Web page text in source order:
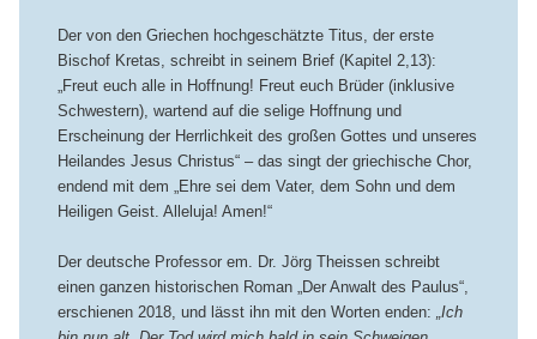
Der von den Griechen hochgeschätzte Titus, der erste
Bischof Kretas, schreibt in seinem Brief (Kapitel 2,13):
„Freut euch alle in Hoffnung! Freut euch Brüder (inklusive
Schwestern), wartend auf die selige Hoffnung und
Erscheinung der Herrlichkeit des großen Gottes und unseres
Heilandes Jesus Christus“ – das singt der griechische Chor,
endend mit dem „Ehre sei dem Vater, dem Sohn und dem
Heiligen Geist. Alleluja! Amen!“
Der deutsche Professor em. Dr. Jörg Theissen schreibt
einen ganzen historischen Roman „Der Anwalt des Paulus“,
erschienen 2018, und lässt ihn mit den Worten enden: „Ich